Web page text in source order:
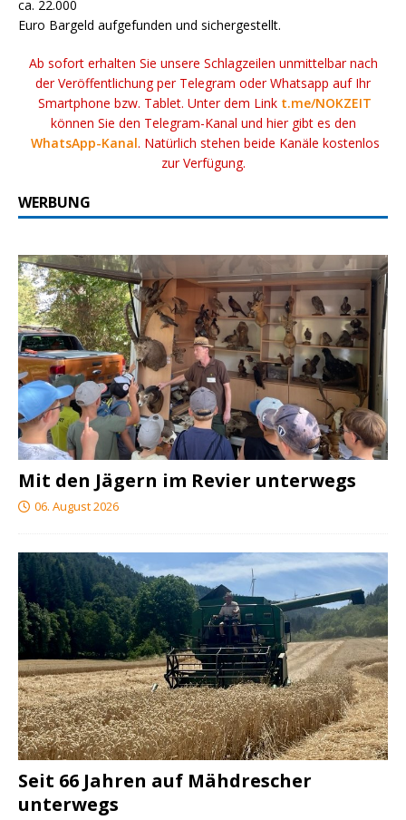
ca. 22.000
Euro Bargeld aufgefunden und sichergestellt.
Ab sofort erhalten Sie unsere Schlagzeilen unmittelbar nach
der Veröffentlichung per Telegram oder Whatsapp auf Ihr
Smartphone bzw. Tablet. Unter dem Link t.me/NOKZEIT
können Sie den Telegram-Kanal und hier gibt es den
WhatsApp-Kanal. Natürlich stehen beide Kanäle kostenlos
zur Verfügung.
WERBUNG
Mit den Jägern im Revier unterwegs
06. August 2026
Seit 66 Jahren auf Mähdrescher
unterwegs